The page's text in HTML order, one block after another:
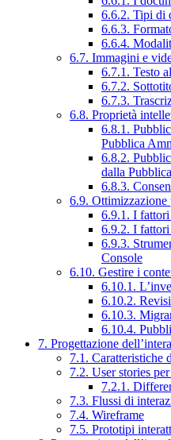
6.6.2. Tipi di
6.6.3.
6.6.4.
6.7. Immagini e
6.7.1. Testo
6.7.2.
6.7.3.
6.8. Proprietà
6.8.1.
Pubblica
6.8.2.
dalla
6.8.3.
6.9.
6.9.1. I fattori
6.9.2. I fattori
6.9.3.
Console
6.10. Gestire i
6.10.1.
6.10.2.
6.10.3.
6.10.4.
7. Progettazione
7.1. Caratteristiche
7.2. User stories
7.2.1.
7.3. Flussi di
7.4. Wireframe
7.5. Prototipi